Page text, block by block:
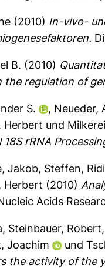
(2010) In-vivo-
B. (2010)
the regulation of
S. , Neueder,
Herbert und
18S rRNA
, Jakob, Steffen,
Herbert (2010)
Acids
, Steinbauer, Robert,
Joachim
und
the activity of the